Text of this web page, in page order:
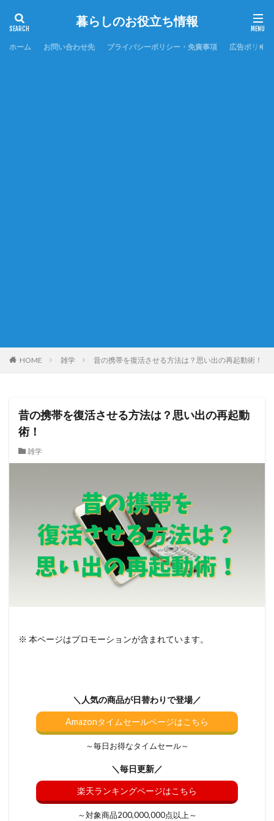
暮らしのお役立ち情報
ホーム お問い合わせ先 プライバシーポリシー・免責事項 広告ポリシー
HOME 雑学 昔の携帯を復活させる方法は？思い出の再起動術！
昔の携帯を復活させる方法は？思い出の再起動
術！
雑学
※ 本ページはプロモーションが含まれています。
＼人気の商品が日替わりで登場／
Amazonタイムセールページはこちら
～毎日お得なタイムセール～
＼毎日更新／
楽天ランキングページはこちら
～対象商品200,000,000点以上～